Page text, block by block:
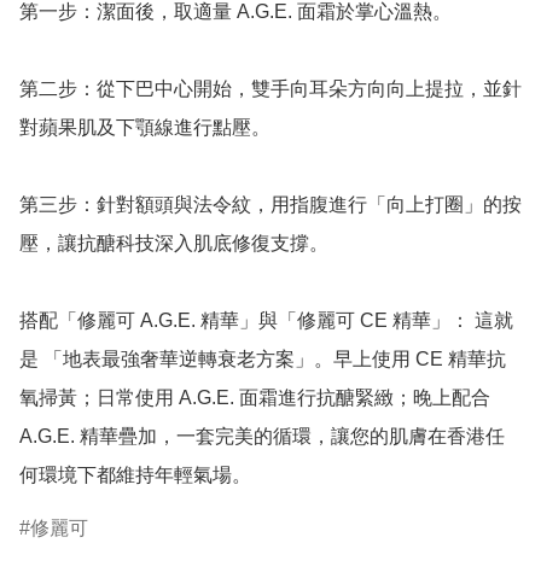
第一步：潔面後，取適量 A.G.E. 面霜於掌心溫熱。
第二步：從下巴中心開始，雙手向耳朵方向向上提拉，並針
對蘋果肌及下顎線進行點壓。
第三步：針對額頭與法令紋，用指腹進行「向上打圈」的按
壓，讓抗醣科技深入肌底修復支撐。
搭配「修麗可 A.G.E. 精華」與「修麗可 CE 精華」： 這就
是 「地表最強奢華逆轉衰老方案」。早上使用 CE 精華抗
氧掃黃；日常使用 A.G.E. 面霜進行抗醣緊緻；晚上配合
A.G.E. 精華疊加，一套完美的循環，讓您的肌膚在香港任
何環境下都維持年輕氣場。
修麗可